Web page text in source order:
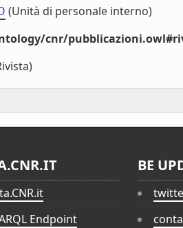
(Unità di personale interno)
cnr/
Endpoint
BE